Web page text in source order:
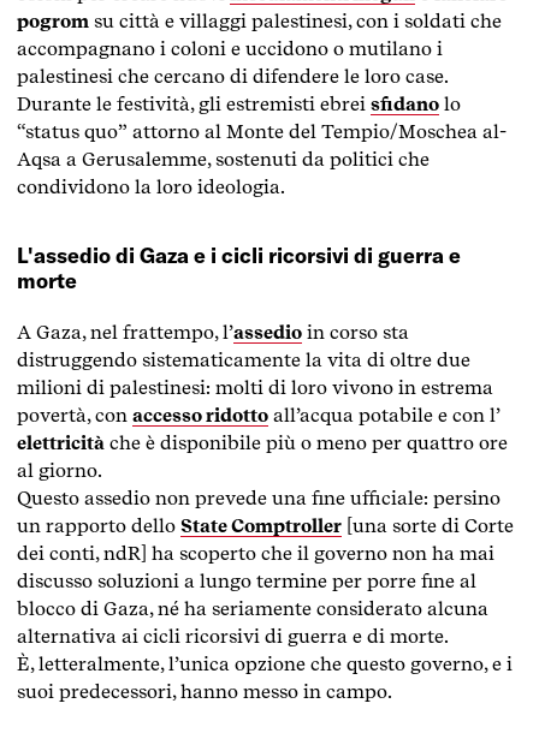
pogrom su città e villaggi palestinesi, con i soldati che
accompagnano i coloni e uccidono o mutilano i
palestinesi che cercano di difendere le loro case.
Durante le festività, gli estremisti ebrei sfidano lo
“status quo” attorno al Monte del Tempio/Moschea al-
Aqsa a Gerusalemme, sostenuti da politici che
condividono la loro ideologia.
L'assedio di Gaza e i cicli ricorsivi di guerra e
morte
A Gaza, nel frattempo, l’assedio in corso sta
distruggendo sistematicamente la vita di oltre due
milioni di palestinesi: molti di loro vivono in estrema
povertà, con accesso ridotto all’acqua potabile e con l’
elettricità che è disponibile più o meno per quattro ore
al giorno.
Questo assedio non prevede una fine ufficiale: persino
un rapporto dello State Comptroller [una sorte di Corte
dei conti, ndR] ha scoperto che il governo non ha mai
discusso soluzioni a lungo termine per porre fine al
blocco di Gaza, né ha seriamente considerato alcuna
alternativa ai cicli ricorsivi di guerra e di morte.
È, letteralmente, l’unica opzione che questo governo, e i
suoi predecessori, hanno messo in campo.